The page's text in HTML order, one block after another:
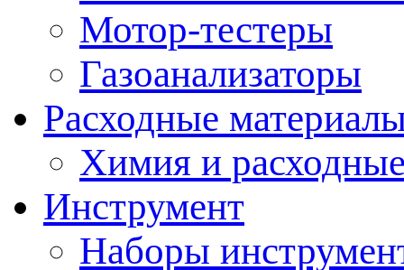
Мотор-тестеры
Газоанализаторы
Расходные
Химия и
Инструмент
Наборы